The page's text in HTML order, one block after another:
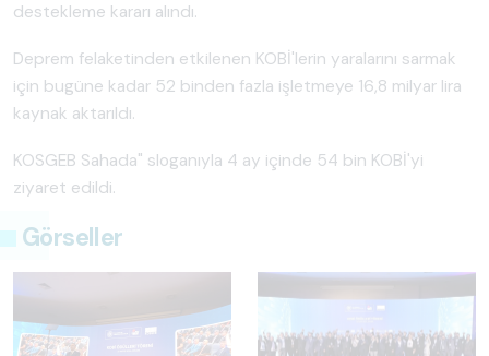
destekleme kararı alındı.
Deprem felaketinden etkilenen KOBİ'lerin yaralarını sarmak
için bugüne kadar 52 binden fazla işletmeye 16,8 milyar lira
kaynak aktarıldı.
KOSGEB Sahada" sloganıyla 4 ay içinde 54 bin KOBİ'yi
ziyaret edildi.
Görseller